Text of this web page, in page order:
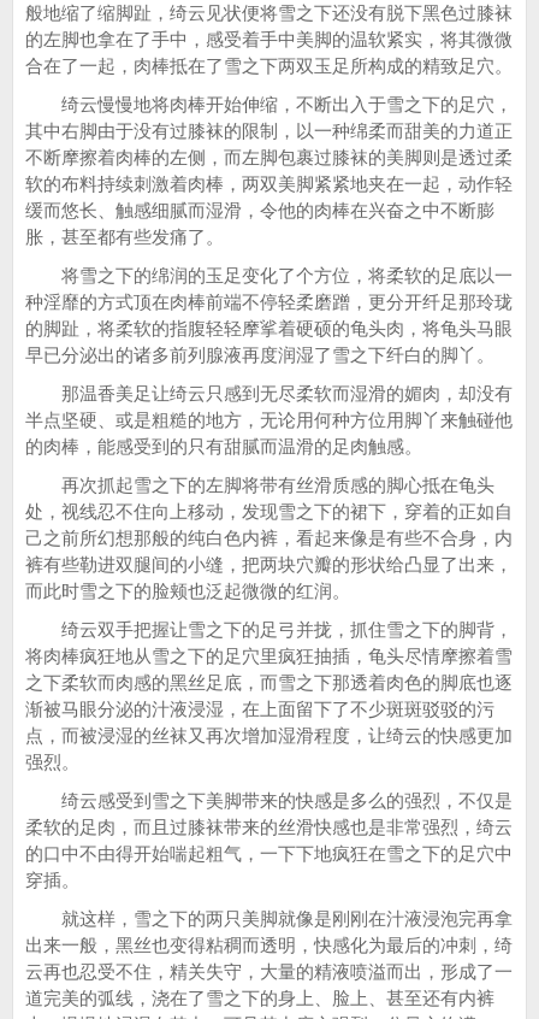
般地缩了缩脚趾，绮云见状便将雪之下还没有脱下黑色过膝袜
的左脚也拿在了手中，感受着手中美脚的温软紧实，将其微微
合在了一起，肉棒抵在了雪之下两双玉足所构成的精致足穴。
绮云慢慢地将肉棒开始伸缩，不断出入于雪之下的足穴，
其中右脚由于没有过膝袜的限制，以一种绵柔而甜美的力道正
不断摩擦着肉棒的左侧，而左脚包裹过膝袜的美脚则是透过柔
软的布料持续刺激着肉棒，两双美脚紧紧地夹在一起，动作轻
缓而悠长、触感细腻而湿滑，令他的肉棒在兴奋之中不断膨
胀，甚至都有些发痛了。
将雪之下的绵润的玉足变化了个方位，将柔软的足底以一
种淫靡的方式顶在肉棒前端不停轻柔磨蹭，更分开纤足那玲珑
的脚趾，将柔软的指腹轻轻摩挲着硬硕的龟头肉，将龟头马眼
早已分泌出的诸多前列腺液再度润湿了雪之下纤白的脚丫。
那温香美足让绮云只感到无尽柔软而湿滑的媚肉，却没有
半点坚硬、或是粗糙的地方，无论用何种方位用脚丫来触碰他
的肉棒，能感受到的只有甜腻而温滑的足肉触感。
再次抓起雪之下的左脚将带有丝滑质感的脚心抵在龟头
处，视线忍不住向上移动，发现雪之下的裙下，穿着的正如自
己之前所幻想那般的纯白色内裤，看起来像是有些不合身，内
裤有些勒进双腿间的小缝，把两块穴瓣的形状给凸显了出来，
而此时雪之下的脸颊也泛起微微的红润。
绮云双手把握让雪之下的足弓并拢，抓住雪之下的脚背，
将肉棒疯狂地从雪之下的足穴里疯狂抽插，龟头尽情摩擦着雪
之下柔软而肉感的黑丝足底，而雪之下那透着肉色的脚底也逐
渐被马眼分泌的汁液浸湿，在上面留下了不少斑斑驳驳的污
点，而被浸湿的丝袜又再次增加湿滑程度，让绮云的快感更加
强烈。
绮云感受到雪之下美脚带来的快感是多么的强烈，不仅是
柔软的足肉，而且过膝袜带来的丝滑快感也是非常强烈，绮云
的口中不由得开始喘起粗气，一下下地疯狂在雪之下的足穴中
穿插。
就这样，雪之下的两只美脚就像是刚刚在汁液浸泡完再拿
出来一般，黑丝也变得粘稠而透明，快感化为最后的冲刺，绮
云再也忍受不住，精关失守，大量的精液喷溢而出，形成了一
道完美的弧线，浇在了雪之下的身上、脸上、甚至还有内裤